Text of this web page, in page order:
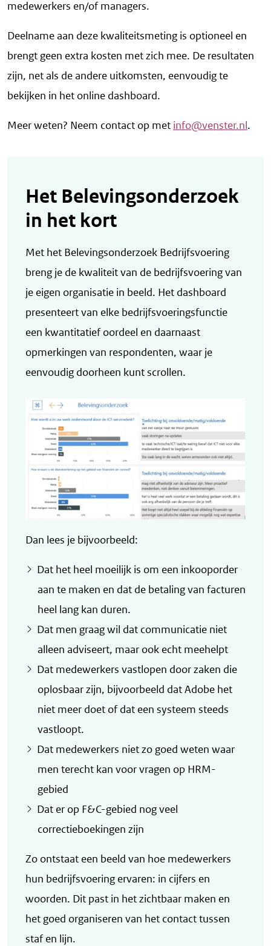
medewerkers en/of managers.
Deelname aan deze kwaliteitsmeting is optioneel en
brengt geen extra kosten met zich mee. De resultaten
zijn, net als de andere uitkomsten, eenvoudig te
bekijken in het online dashboard.
Meer weten? Neem contact op met info@venster.nl.
Het Belevingsonderzoek
in het kort
Met het Belevingsonderzoek Bedrijfsvoering
breng je de kwaliteit van de bedrijfsvoering van
je eigen organisatie in beeld. Het dashboard
presenteert van elke bedrijfsvoeringsfunctie
een kwantitatief oordeel en daarnaast
opmerkingen van respondenten, waar je
eenvoudig doorheen kunt scrollen.
Dan lees je bijvoorbeeld:
Dat het heel moeilijk is om een inkooporder
aan te maken en dat de betaling van facturen
heel lang kan duren.
Dat men graag wil dat communicatie niet
alleen adviseert, maar ook echt meehelpt
Dat medewerkers vastlopen door zaken die
oplosbaar zijn, bijvoorbeeld dat Adobe het
niet meer doet of dat een systeem steeds
vastloopt.
Dat medewerkers niet zo goed weten waar
men terecht kan voor vragen op HRM-
gebied
Dat er op F&C-gebied nog veel
correctieboekingen zijn
Zo ontstaat een beeld van hoe medewerkers
hun bedrijfsvoering ervaren: in cijfers en
woorden. Dit past in het zichtbaar maken en
het goed organiseren van het contact tussen
staf en lijn.